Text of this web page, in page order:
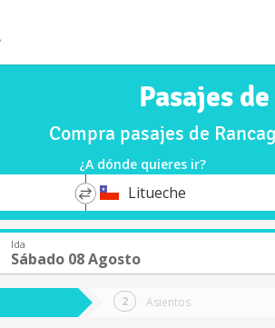
Pasajes
Compra pasajes de
¿A dónde quieres ir?
*
DestinoLitueche
Ida
Sábado 08 Agosto
Asientos